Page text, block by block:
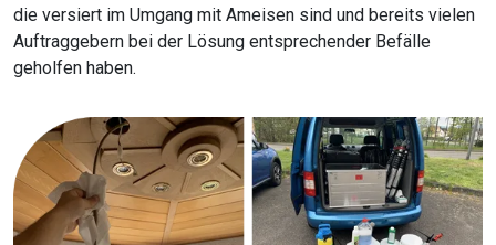
die versiert im Umgang mit Ameisen sind und bereits vielen
Auftraggebern bei der Lösung entsprechender Befälle
geholfen haben.